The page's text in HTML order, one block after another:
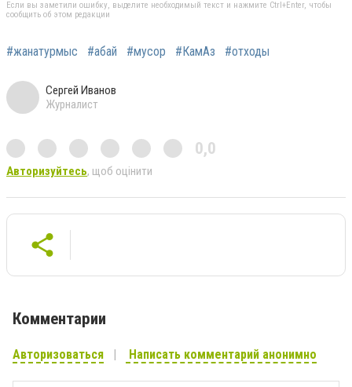
Если вы заметили ошибку, выделите необходимый текст и нажмите Ctrl+Enter, чтобы
сообщить об этом редакции
#жанатурмыс #абай #мусор #КамАз #отходы
Сергей Иванов
Журналист
0,0
Авторизуйтесь, щоб оцінити
Комментарии
Авторизоваться Написать комментарий анонимно